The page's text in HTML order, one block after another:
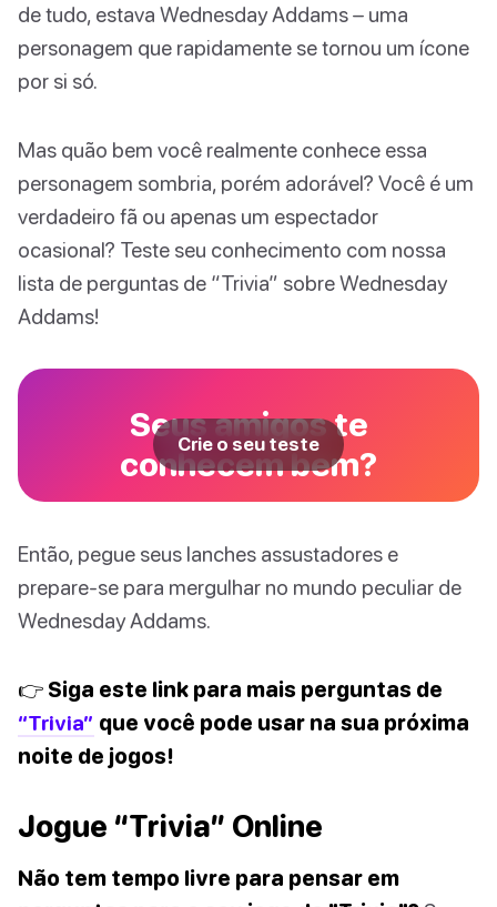
de tudo, estava Wednesday Addams – uma
personagem que rapidamente se tornou um ícone
por si só.
Mas quão bem você realmente conhece essa
personagem sombria, porém adorável? Você é um
verdadeiro fã ou apenas um espectador
ocasional? Teste seu conhecimento com nossa
lista de perguntas de “Trivia” sobre Wednesday
Addams!
Seus amigos te
conhecem bem?
Crie o seu teste
Então, pegue seus lanches assustadores e
prepare-se para mergulhar no mundo peculiar de
Wednesday Addams.
👉 Siga este link para mais perguntas de
“Trivia” que você pode usar na sua próxima
noite de jogos!
Jogue “Trivia” Online
Não tem tempo livre para pensar em